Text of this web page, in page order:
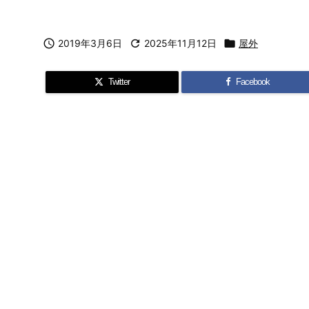
 2019年3月6日  2025年11月12日  屋外
Twitter Facebook